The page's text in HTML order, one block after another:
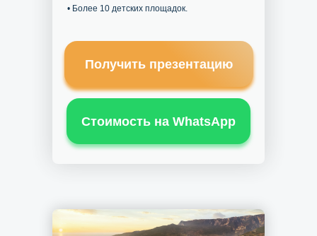
• Более 10 детских площадок.
Получить презентацию
Стоимость на WhatsApp